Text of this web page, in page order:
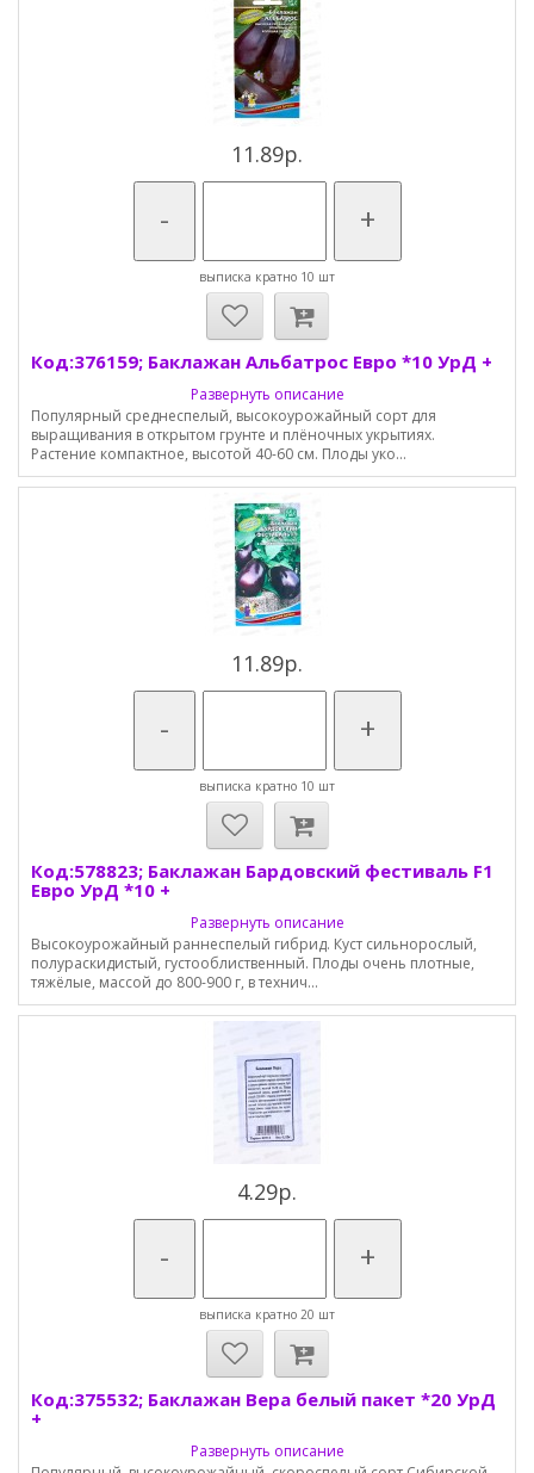
11.89р.
- +
выписка кратно 10 шт
Код:376159; Баклажан Альбатрос Евро *10 УрД +
Развернуть описание
Популярный среднеспелый, высокоурожайный сорт для
выращивания в открытом грунте и плёночных укрытиях.
Растение компактное, высотой 40-60 см. Плоды уко...
11.89р.
- +
выписка кратно 10 шт
Код:578823; Баклажан Бардовский фестиваль F1
Евро УрД *10 +
Развернуть описание
Высокоурожайный раннеспелый гибрид. Куст сильнорослый,
полураскидистый, густооблиственный. Плоды очень плотные,
тяжёлые, массой до 800-900 г, в технич...
4.29р.
- +
выписка кратно 20 шт
Код:375532; Баклажан Вера белый пакет *20 УрД
+
Развернуть описание